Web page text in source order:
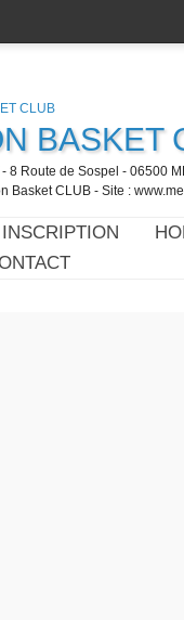
BASKET
8 Route de Sospel - 06500
Basket CLUB - Site :
INSCRIPTION